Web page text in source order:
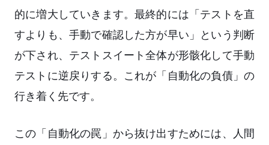
的に増大していきます。最終的には「テストを直
すよりも、手動で確認した方が早い」という判断
が下され、テストスイート全体が形骸化して手動
テストに逆戻りする。これが「自動化の負債」の
行き着く先です。
この「自動化の罠」から抜け出すためには、人間